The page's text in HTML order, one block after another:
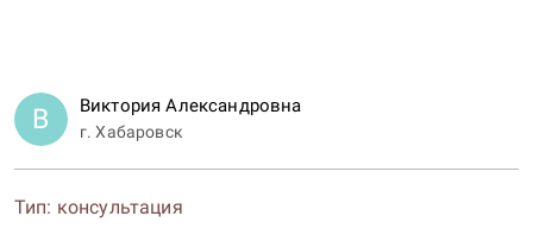
В Виктория Александровна
г.Хабаровск
Тип: консультация